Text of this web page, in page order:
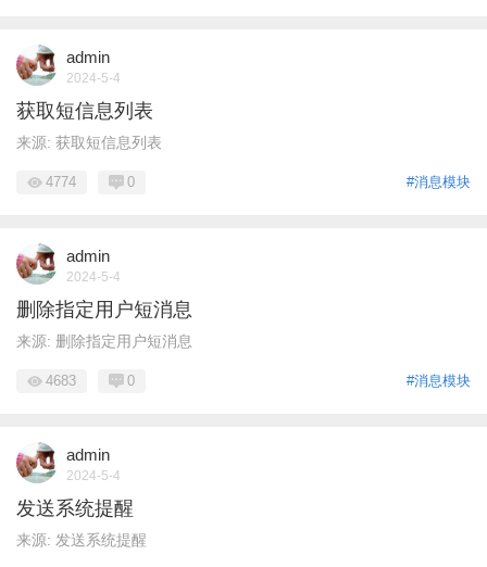
admin
2024-5-4
获取短信息列表
来源: 获取短信息列表
#消息模块
4774 0
admin
2024-5-4
删除指定用户短消息
来源: 删除指定用户短消息
#消息模块
4683 0
admin
2024-5-4
发送系统提醒
来源: 发送系统提醒